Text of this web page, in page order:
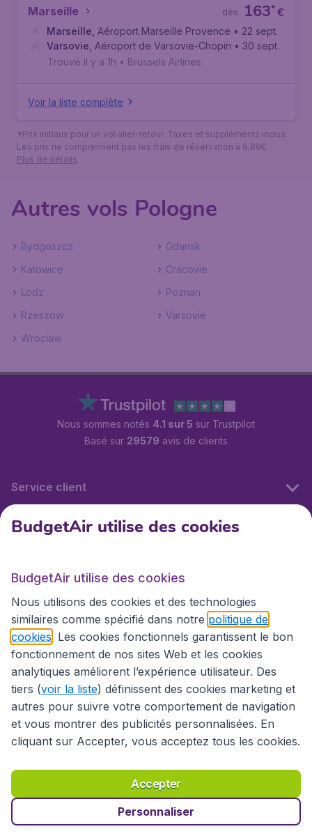
Marseille €
163*
dès
Marseille Aéroport Marseille Provence • 22 sept.
Varsovie Aéroport de Varsovie-Chopin • 30 sept.
Trouvé il y a 1h • Brussels Airlines
Voir la liste complète
*Prix initiaux pour un vol aller-retour. Taxes et suppléments inclus.
Les prix ne comprennent pas les frais de réservation à 9,99€.
Plus de détails
Autres vols Pologne
Bydgoszcz
Gdansk
Katowice
Cracovie
Lodz
Poznan
Rzeszow
Varsovie
Wroclaw
Nous sommes notés 4.1 sur 5 sur Trustpilot
Basé sur 29579 avis de clients
Service client
BudgetAir.fr
Sites internationaux
Déclaration d’accessibilité
Conditions générales
Déclaration de confidentialité
Droits d’auteur © 2026
BudgetAir utilise des cookies
BudgetAir utilise des cookies
Nous utilisons des cookies et des technologies
similaires comme spécifié dans notre politique de
cookies . Les cookies fonctionnels garantissent le bon
fonctionnement de nos sites Web et les cookies
analytiques améliorent l’expérience utilisateur. Des
tiers (voir la liste) définissent des cookies marketing et
autres pour suivre votre comportement de navigation
et vous montrer des publicités personnalisées. En
cliquant sur Accepter, vous acceptez tous les cookies.
Accepter
Personnaliser